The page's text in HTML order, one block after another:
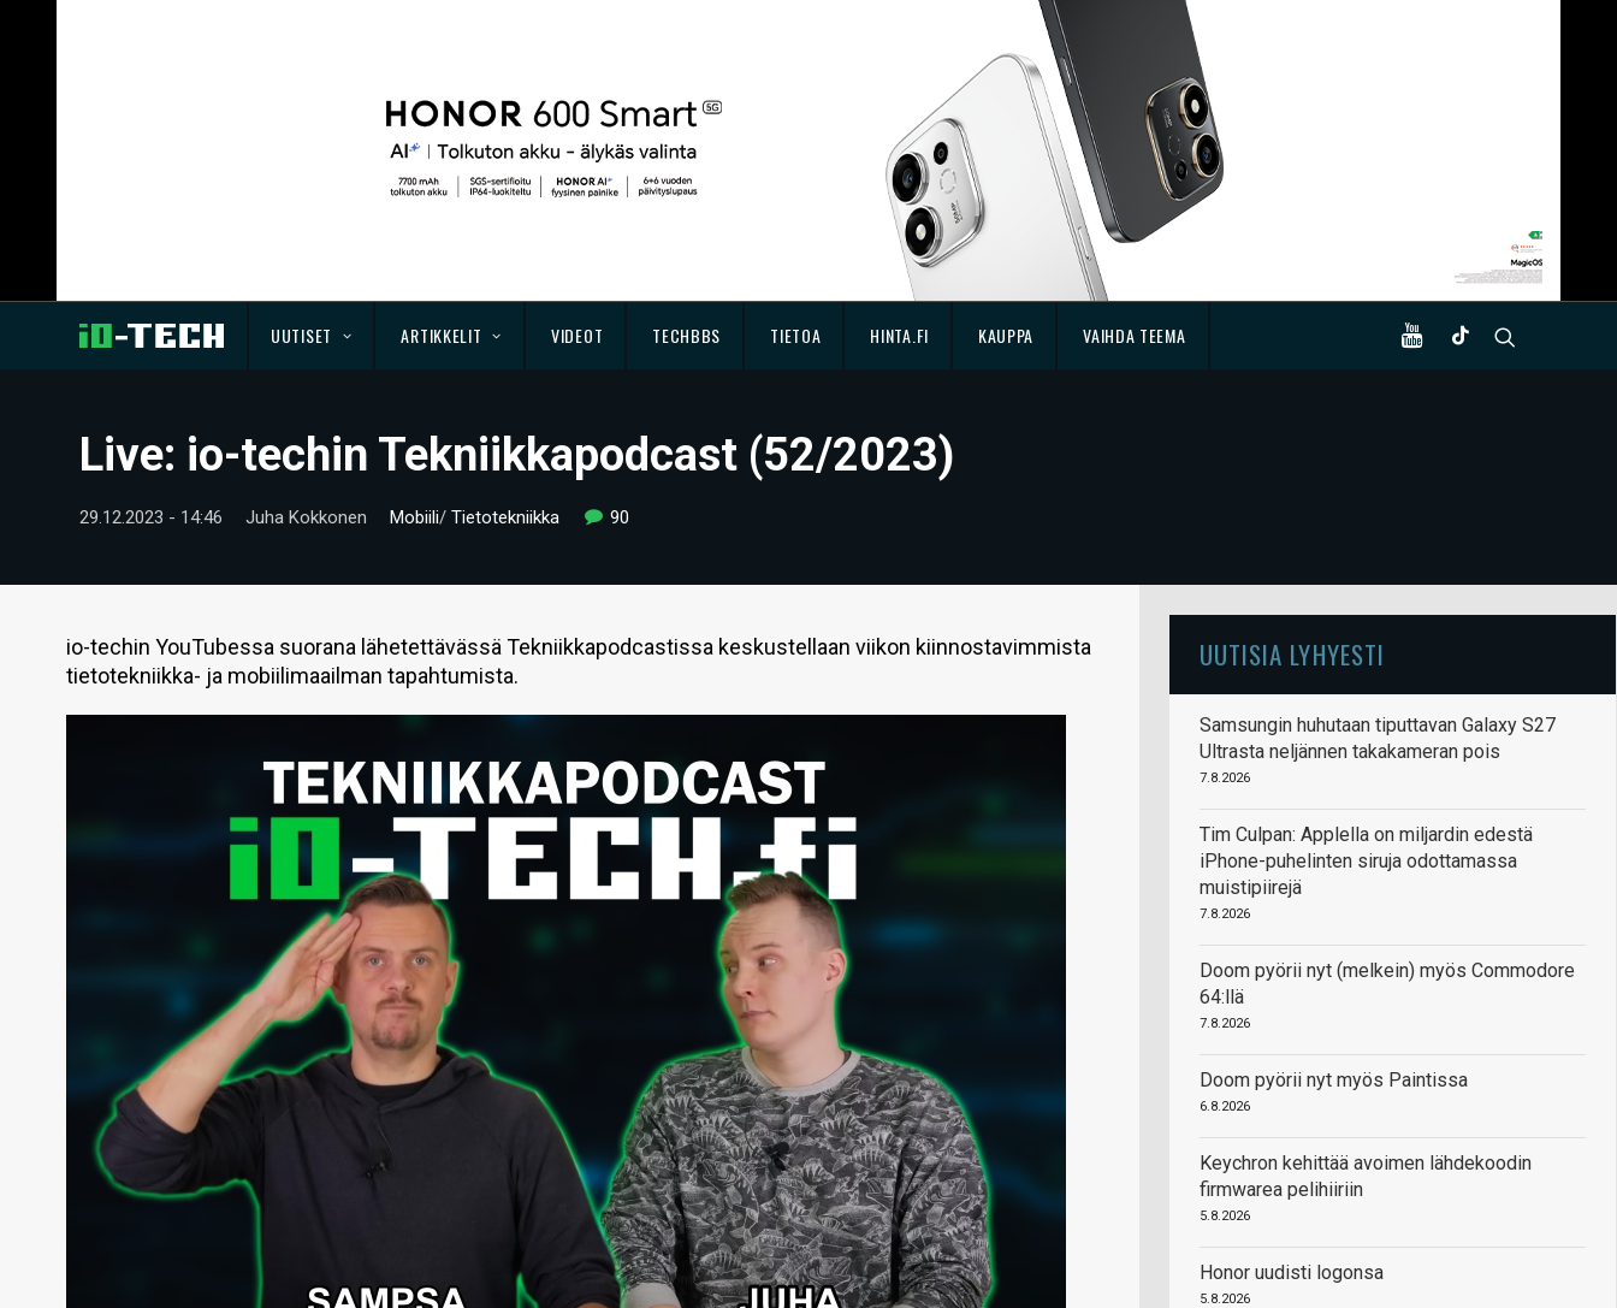
UUTISET ARTIKKELIT VIDEOT TECHBBS TIETOA HINTA.FI KAUPPA VAIHDA TEEMA
Live: io-techin Tekniikkapodcast (52/2023)
29.12.2023 - 14:46 Juha Kokkonen Mobiili/ Tietotekniikka 90
io-techin YouTubessa suorana lähetettävässä Tekniikkapodcastissa keskustellaan viikon kiinnostavimmista
tietotekniikka- ja mobiilimaailman tapahtumista.
UUTISIA LYHYESTI
Samsungin huhutaan tiputtavan Galaxy S27
Ultrasta neljännen takakameran pois
7.8.2026
Tim Culpan: Applella on miljardin edestä
iPhone-puhelinten siruja odottamassa
muistipiirejä
7.8.2026
Doom pyörii nyt (melkein) myös Commodore
64:llä
7.8.2026
Doom pyörii nyt myös Paintissa
6.8.2026
Keychron kehittää avoimen lähdekoodin
firmwarea pelihiiriin
5.8.2026
Honor uudisti logonsa
5.8.2026